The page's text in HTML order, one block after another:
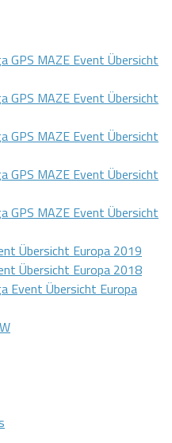
GPS MAZE Event Übersicht
GPS MAZE Event Übersicht
GPS MAZE Event Übersicht
GPS MAZE Event Übersicht
GPS MAZE Event Übersicht
Übersicht Europa 2019
Übersicht Europa 2018
Event Übersicht Europa